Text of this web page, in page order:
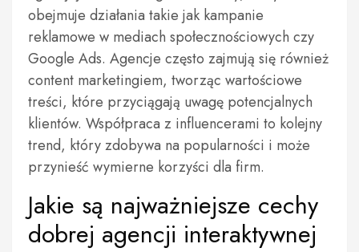
obejmuje działania takie jak kampanie
reklamowe w mediach społecznościowych czy
Google Ads. Agencje często zajmują się również
content marketingiem, tworząc wartościowe
treści, które przyciągają uwagę potencjalnych
klientów. Współpraca z influencerami to kolejny
trend, który zdobywa na popularności i może
przynieść wymierne korzyści dla firm.
Jakie są najważniejsze cechy
dobrej agencji interaktywnej